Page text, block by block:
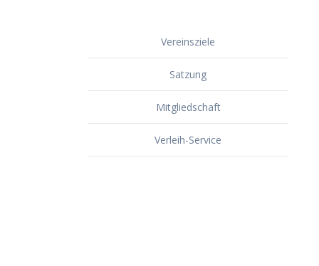
Vereinsziele
Satzung
Mitgliedschaft
Verleih-Service